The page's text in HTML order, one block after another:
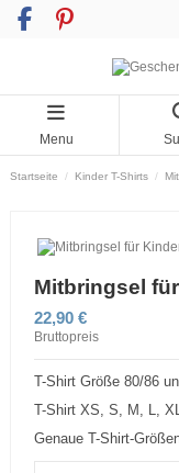
Menu
Startseite Kinder T-Shirts
Mitbringsel
22,90 €
Bruttopreis
T-Shirt Größe 80/86
T-Shirt XS, S, M, L,
Genaue T-Shirt-